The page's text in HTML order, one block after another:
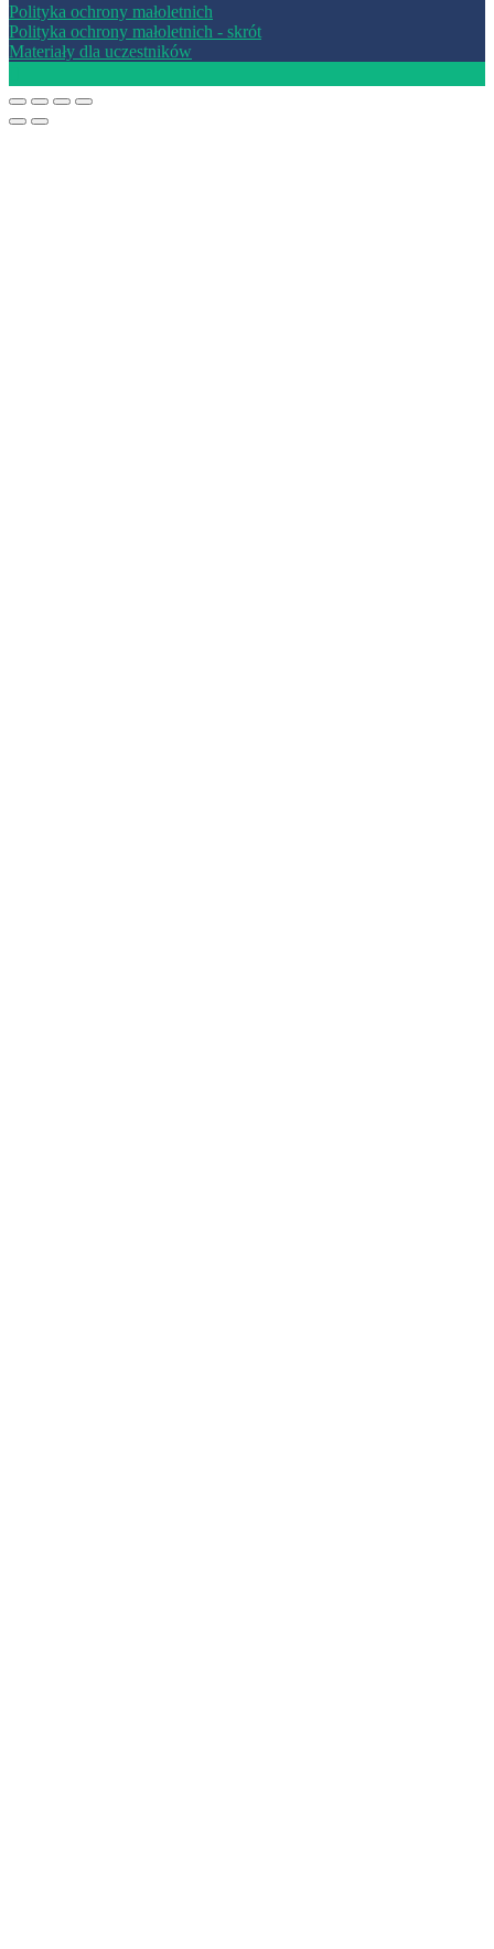
Polityka ochrony małoletnich
Polityka ochrony małoletnich - skrót
Materiały dla uczestników